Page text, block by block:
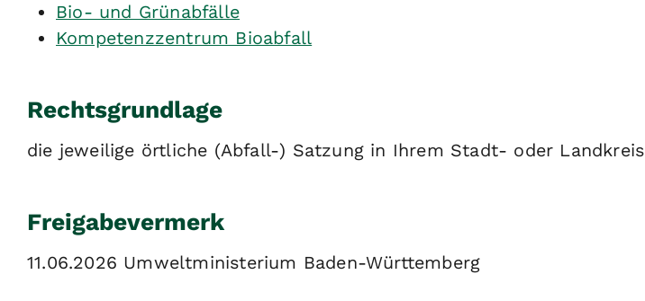
Bio- und Grünabfälle
Kompetenzzentrum Bioabfall
Rechtsgrundlage
die jeweilige örtliche (Abfall-) Satzung in Ihrem Stadt- oder Landkreis
Freigabevermerk
11.06.2026 Umweltministerium Baden-Württemberg